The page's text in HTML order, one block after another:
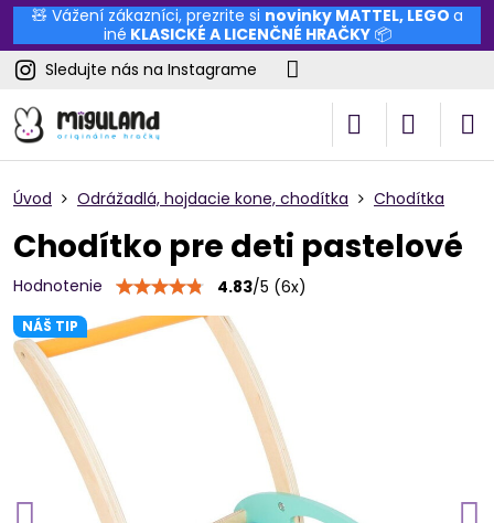
🧸 Vážení zákazníci, prezrite si novinky MATTEL, LEGO a
iné KLASICKÉ A LICENČNÉ HRAČKY📦
Sledujte nás na Instagrame
NÁŠ TIP
Úvod Odrážadlá, hojdacie kone, chodítka Chodítka
Chodítko pre deti pastelové
Hodnotenie 4.83/5 (6x)